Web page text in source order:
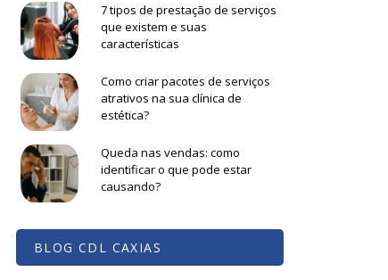
7 tipos de prestação de serviços
que existem e suas
características
Como criar pacotes de serviços
atrativos na sua clínica de
estética?
Queda nas vendas: como
identificar o que pode estar
causando?
BLOG CDL CAXIAS